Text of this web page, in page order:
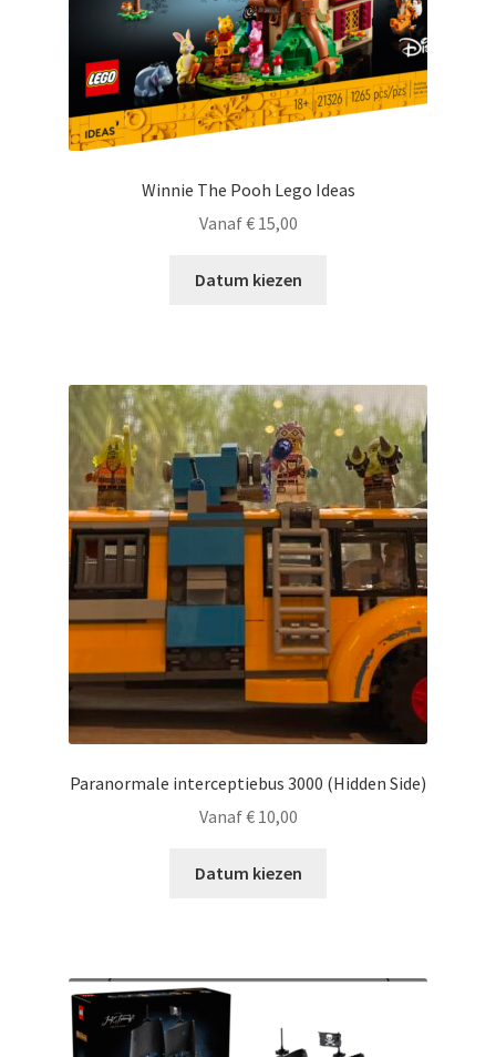
Winnie The Pooh Lego Ideas
Vanaf€15,00
Datum kiezen
Paranormale interceptiebus 3000 (Hidden Side)
Vanaf€10,00
Datum kiezen